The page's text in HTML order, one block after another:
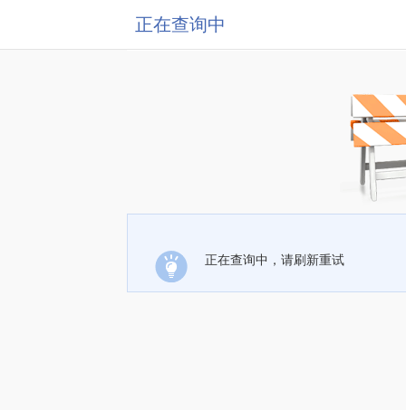
正在查询中
正在查询中，请刷新重试